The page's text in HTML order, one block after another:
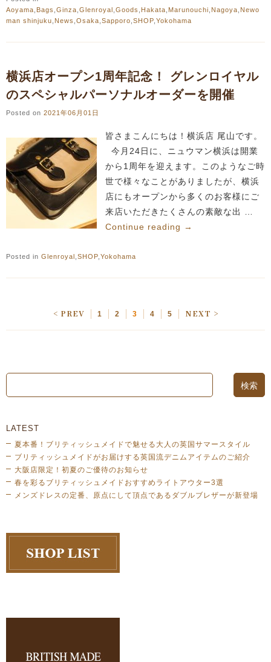
Aoyama Bags Ginza Glenroyal Goods Hakata Marunouchi Nagoya Newo
man shinjuku News Osaka Sapporo SHOP Yokohama
横浜店オープン1周年記念！ グレンロイヤル
のスペシャルパーソナルオーダーを開催
Posted on 2021年06月01日
皆さまこんにちは！横浜店 尾山です。
今月24日に、ニュウマン横浜は開業
から1周年を迎えます。このようなご時
世で様々なことがありましたが、横浜
店にもオープンから多くのお客様にご
来店いただきたくさんの素敵な出 …
Continue reading →
Posted in Glenroyal SHOP Yokohama
< PREV 1 2 3 4 5 NEXT >
LATEST
夏本番！ブリティッシュメイドで魅せる大人の英国サマースタイル
ブリティッシュメイドがお届けする英国流デニムアイテムのご紹介
大阪店限定！初夏のご優待のお知らせ
春を彩るブリティッシュメイドおすすめライトアウター3選
メンズドレスの定番、原点にして頂点であるダブルブレザーが新登場